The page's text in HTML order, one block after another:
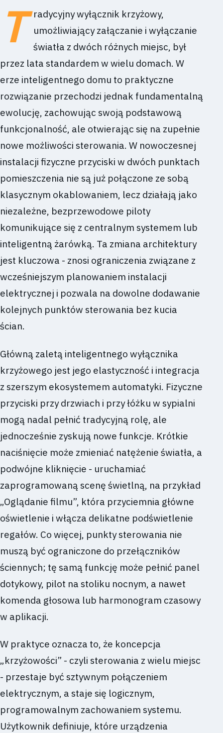
T
radycyjny wyłącznik krzyżowy,
umożliwiający załączanie i wyłączanie
światła z dwóch różnych miejsc, był
przez lata standardem w wielu domach. W
erze inteligentnego domu to praktyczne
rozwiązanie przechodzi jednak fundamentalną
ewolucję, zachowując swoją podstawową
funkcjonalność, ale otwierając się na zupełnie
nowe możliwości sterowania. W nowoczesnej
instalacji fizyczne przyciski w dwóch punktach
pomieszczenia nie są już połączone ze sobą
klasycznym okablowaniem, lecz działają jako
niezależne, bezprzewodowe piloty
komunikujące się z centralnym systemem lub
inteligentną żarówką. Ta zmiana architektury
jest kluczowa - znosi ograniczenia związane z
wcześniejszym planowaniem instalacji
elektrycznej i pozwala na dowolne dodawanie
kolejnych punktów sterowania bez kucia
ścian.
Główną zaletą inteligentnego wyłącznika
krzyżowego jest jego elastyczność i integracja
z szerszym ekosystemem automatyki. Fizyczne
przyciski przy drzwiach i przy łóżku w sypialni
mogą nadal pełnić tradycyjną rolę, ale
jednocześnie zyskują nowe funkcje. Krótkie
naciśnięcie może zmieniać natężenie światła, a
podwójne kliknięcie - uruchamiać
zaprogramowaną scenę świetlną, na przykład
„Oglądanie filmu”, która przyciemnia główne
oświetlenie i włącza delikatne podświetlenie
regałów. Co więcej, punkty sterowania nie
muszą być ograniczone do przełączników
ściennych; tę samą funkcję może pełnić panel
dotykowy, pilot na stoliku nocnym, a nawet
komenda głosowa lub harmonogram czasowy
w aplikacji.
W praktyce oznacza to, że koncepcja
„krzyżowości” - czyli sterowania z wielu miejsc
- przestaje być sztywnym połączeniem
elektrycznym, a staje się logicznym,
programowalnym zachowaniem systemu.
Użytkownik definiuje, które urządzenia